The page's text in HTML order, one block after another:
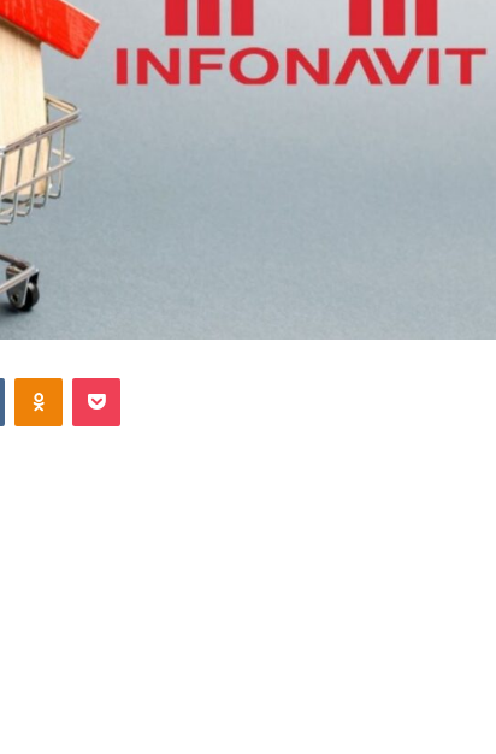
VKontakteOdnoklassniki
Pocket